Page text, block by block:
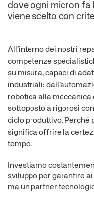
dove ogni micron fa
viene scelto con
All’interno dei nostri
competenze
su misura, capaci di
industriali:
robotica alla meccanica
sottoposto a rigorosi
ciclo produttivo. Perché
significa offrire la
tempo.
Investiamo
sviluppo per garantire
ma un partner